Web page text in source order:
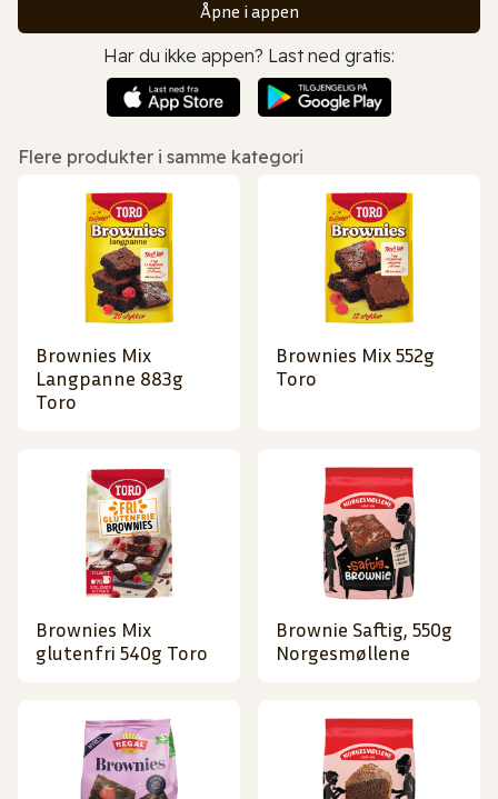
Åpne i appen
Har du ikke appen? Last ned gratis:
Flere produkter i samme kategori
Brownies Mix
Langpanne 883g
Toro
Brownies Mix 552g
Toro
Brownies Mix
glutenfri 540g Toro
Brownie Saftig, 550g
Norgesmøllene